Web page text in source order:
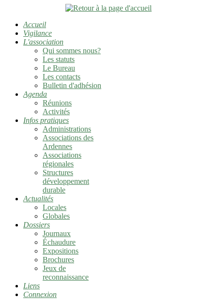
Accueil
Vigilance
L'association
Qui sommes nous?
Les statuts
Le Bureau
Les contacts
Bulletin d'adhésion
Agenda
Réunions
Activités
Infos pratiques
Administrations
Associations des
Ardennes
Associations
régionales
Structures
développement
durable
Actualités
Locales
Globales
Dossiers
Journaux
Échaudure
Expositions
Brochures
Jeux de
reconnaissance
Liens
Connexion